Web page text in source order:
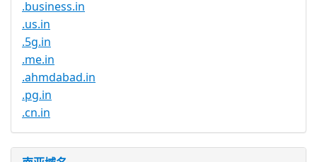
.business.in
.us.in
.5g.in
.me.in
.ahmdabad.in
.pg.in
.cn.in